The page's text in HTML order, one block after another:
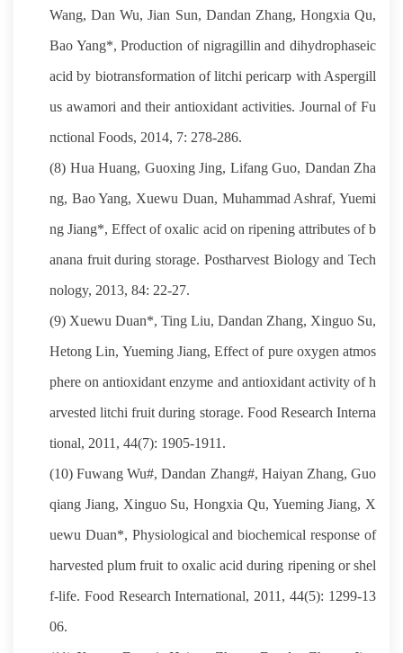
Wang, Dan Wu, Jian Sun, Dandan Zhang, Hongxia Qu,
Bao Yang*, Production of nigragillin and dihydrophaseic
acid by biotransformation of litchi pericarp with Aspergill
us awamori and their antioxidant activities. Journal of Fu
nctional Foods, 2014, 7: 278-286.
(8) Hua Huang, Guoxing Jing, Lifang Guo, Dandan Zha
ng, Bao Yang, Xuewu Duan, Muhammad Ashraf, Yuemi
ng Jiang*, Effect of oxalic acid on ripening attributes of b
anana fruit during storage. Postharvest Biology and Tech
nology, 2013, 84: 22-27.
(9) Xuewu Duan*, Ting Liu, Dandan Zhang, Xinguo Su,
Hetong Lin, Yueming Jiang, Effect of pure oxygen atmos
phere on antioxidant enzyme and antioxidant activity of h
arvested litchi fruit during storage. Food Research Interna
tional, 2011, 44(7): 1905-1911.
(10) Fuwang Wu#, Dandan Zhang#, Haiyan Zhang, Guo
qiang Jiang, Xinguo Su, Hongxia Qu, Yueming Jiang, X
uewu Duan*, Physiological and biochemical response of
harvested plum fruit to oxalic acid during ripening or shel
f-life. Food Research International, 2011, 44(5): 1299-13
06.